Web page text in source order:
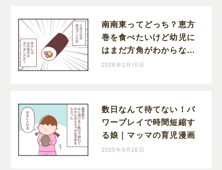
南南東ってどっち？恵方
巻を食べたいけど幼児に
はまだ方角がわからない
｜マッマの育児漫画
2026年2月10日
数日なんて待てない！パ
ワープレイで時間短縮す
る娘｜マッマの育児漫画
2025年9月26日